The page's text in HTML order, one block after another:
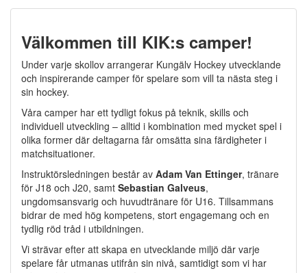
Välkommen till KIK:s camper!
Under varje skollov arrangerar Kungälv Hockey utvecklande
och inspirerande camper för spelare som vill ta nästa steg i
sin hockey.
Våra camper har ett tydligt fokus på teknik, skills och
individuell utveckling – alltid i kombination med mycket spel i
olika former där deltagarna får omsätta sina färdigheter i
matchsituationer.
Instruktörsledningen består av Adam Van Ettinger, tränare
för J18 och J20, samt Sebastian Galveus,
ungdomsansvarig och huvudtränare för U16. Tillsammans
bidrar de med hög kompetens, stort engagemang och en
tydlig röd tråd i utbildningen.
Vi strävar efter att skapa en utvecklande miljö där varje
spelare får utmanas utifrån sin nivå, samtidigt som vi har